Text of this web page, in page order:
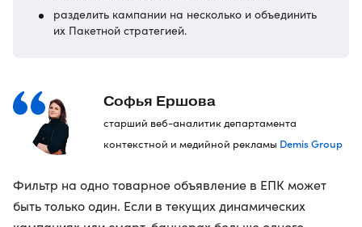
разделить кампании на несколько и объединить
их Пакетной стратегией.
Софья Ершова
старший веб-аналитик департамента
контекстной и медийной рекламы Demis Group
Фильтр на одно товарное объявление в ЕПК может
быть только один. Если в текущих динамических